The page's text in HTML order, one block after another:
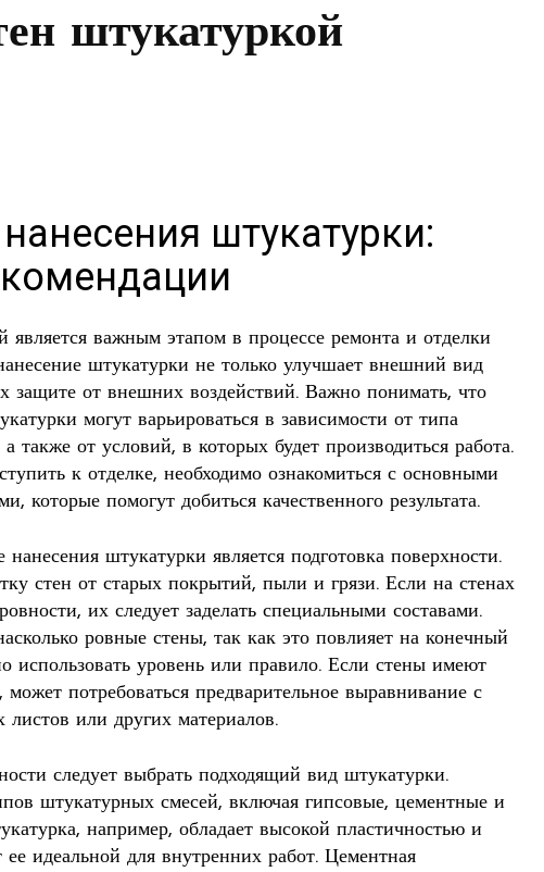
штукатуркой
штукатурки:
является важным этапом в процессе ремонта и отделки
штукатурки не только улучшает внешний вид
защите от внешних воздействий. Важно понимать, что
могут варьироваться в зависимости от типа
также от условий, в которых будет производиться работа.
к отделке, необходимо ознакомиться с основными
которые помогут добиться качественного результата.
штукатурки является подготовка поверхности.
стен от старых покрытий, пыли и грязи. Если на стенах
их следует заделать специальными составами.
ровные стены, так как это повлияет на конечный
использовать уровень или правило. Если стены имеют
может потребоваться предварительное выравнивание с
или других материалов.
следует выбрать подходящий вид штукатурки.
штукатурных смесей, включая гипсовые, цементные и
например, обладает высокой пластичностью и
ее идеальной для внутренних работ. Цементная